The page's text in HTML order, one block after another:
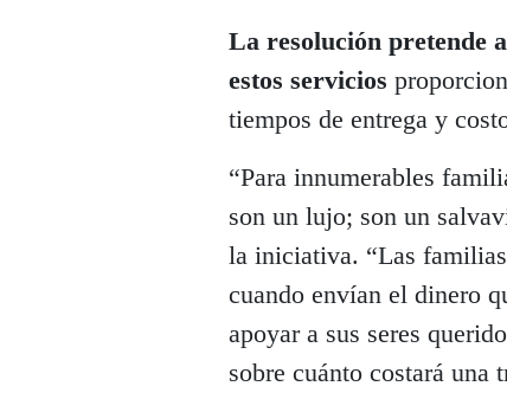
La resolución pretende
estos servicios
tiempos de entrega y
“Para innumerables
son un lujo; son un
la iniciativa. “Las
cuando envían el dinero
apoyar a sus seres
sobre cuánto costará una